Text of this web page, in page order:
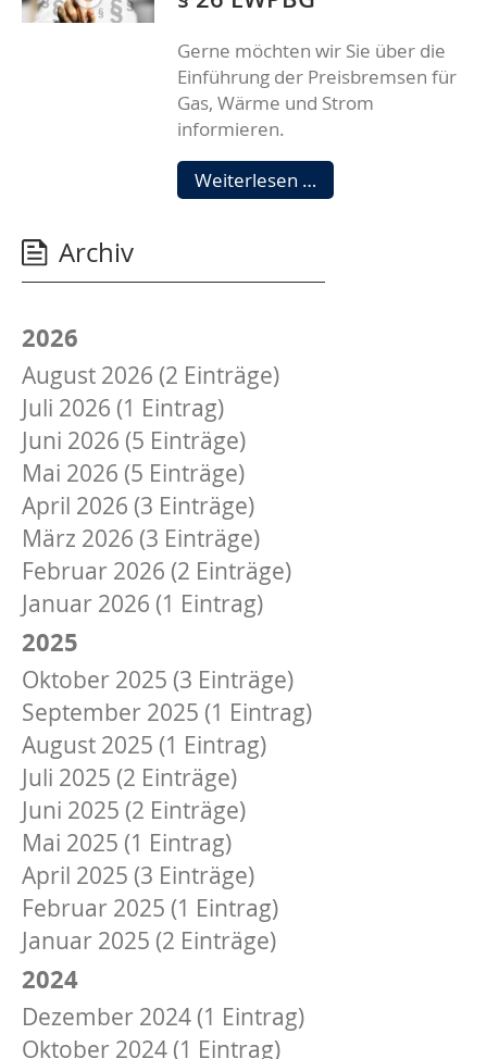
Gerne möchten wir Sie über die
Einführung der Preisbremsen für
Gas, Wärme und Strom
informieren.
Weiterlesen … Informationspflicht
nach
Archiv
2026
August 2026 (2 Einträge)
Juli 2026 (1 Eintrag)
Juni 2026 (5 Einträge)
Mai 2026 (5 Einträge)
April 2026 (3 Einträge)
März 2026 (3 Einträge)
Februar 2026 (2 Einträge)
Januar 2026 (1 Eintrag)
2025
Oktober 2025 (3 Einträge)
September 2025 (1 Eintrag)
August 2025 (1 Eintrag)
Juli 2025 (2 Einträge)
Juni 2025 (2 Einträge)
Mai 2025 (1 Eintrag)
April 2025 (3 Einträge)
Februar 2025 (1 Eintrag)
Januar 2025 (2 Einträge)
2024
Dezember 2024 (1 Eintrag)
Oktober 2024 (1 Eintrag)